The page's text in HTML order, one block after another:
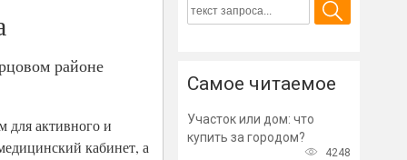
районе
для активного и
кабинет, а
Самое читаемое
Участок или дом: что
купить за городом?
4248